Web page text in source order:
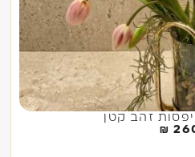
זהב קטן
₪